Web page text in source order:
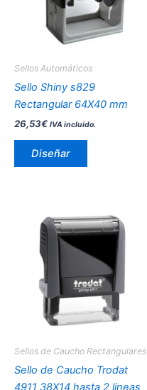
Sellos Automáticos
Sello Shiny s829
Rectangular 64X40 mm
26,53€ IVA incluido.
Diseñar
Las
opciones
se
en
página
Sellos de Caucho Rectangulares
Sello de Caucho Trodat
4911 38X14 hasta 2 lineas
de
precios:
17,51€
hasta
18,57€
producto
múltiples
variantes.
Las
opciones
se
en